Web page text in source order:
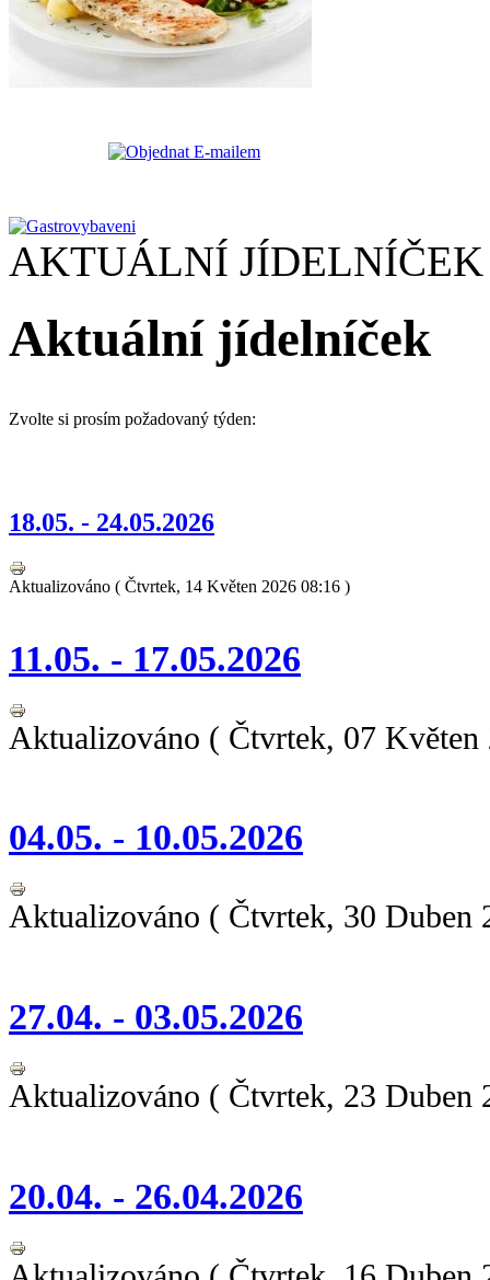
AKTUÁLNÍ JÍDELNÍČEK
Aktuální jídelníček
Zvolte si prosím požadovaný týden:
18.05. - 24.05.2026
Aktualizováno ( Čtvrtek, 14 Květen 2026 08:16 )
11.05. - 17.05.2026
Aktualizováno ( Čtvrtek, 07 Květen
04.05. - 10.05.2026
Aktualizováno ( Čtvrtek, 30 Duben
27.04. - 03.05.2026
Aktualizováno ( Čtvrtek, 23 Duben
20.04. - 26.04.2026